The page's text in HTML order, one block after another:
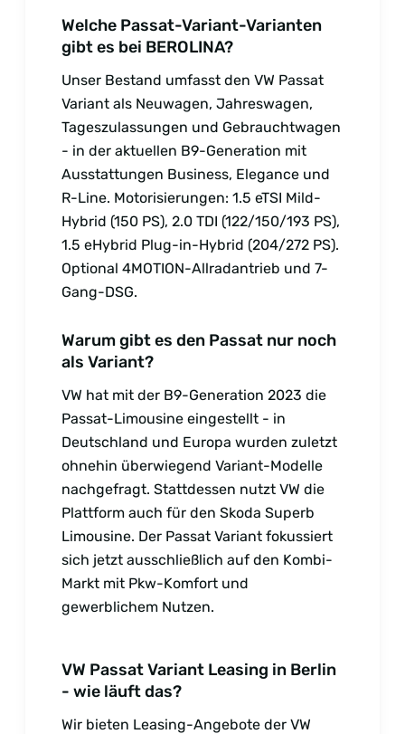
Welche Passat-Variant-Varianten
gibt es bei BEROLINA?
Unser Bestand umfasst den VW Passat
Variant als Neuwagen, Jahreswagen,
Tageszulassungen und Gebrauchtwagen
- in der aktuellen B9-Generation mit
Ausstattungen Business, Elegance und
R-Line. Motorisierungen: 1.5 eTSI Mild-
Hybrid (150 PS), 2.0 TDI (122/150/193 PS),
1.5 eHybrid Plug-in-Hybrid (204/272 PS).
Optional 4MOTION-Allradantrieb und 7-
Gang-DSG.
Warum gibt es den Passat nur noch
als Variant?
VW hat mit der B9-Generation 2023 die
Passat-Limousine eingestellt - in
Deutschland und Europa wurden zuletzt
ohnehin überwiegend Variant-Modelle
nachgefragt. Stattdessen nutzt VW die
Plattform auch für den Skoda Superb
Limousine. Der Passat Variant fokussiert
sich jetzt ausschließlich auf den Kombi-
Markt mit Pkw-Komfort und
gewerblichem Nutzen.
VW Passat Variant Leasing in Berlin
- wie läuft das?
Wir bieten Leasing-Angebote der VW